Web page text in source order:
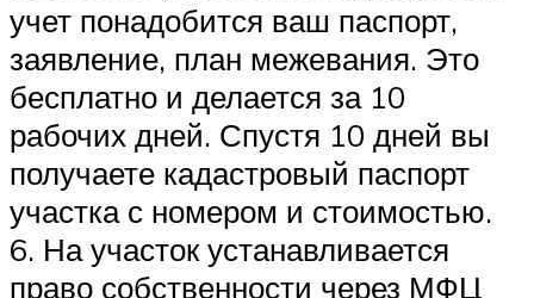
учет понадобится ваш паспорт,
заявление, план межевания. Это
бесплатно и делается за 10
рабочих дней. Спустя 10 дней вы
получаете кадастровый паспорт
участка с номером и стоимостью.
6. На участок устанавливается
право собственности через МФЦ